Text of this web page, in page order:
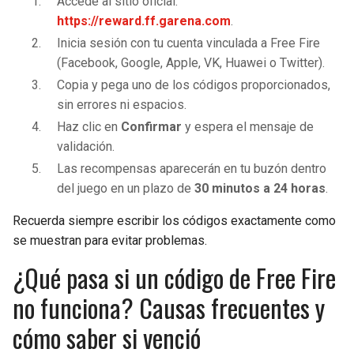
https://reward.ff.garena.com
Inicia sesión con tu cuenta vinculada a Free Fire
(Facebook, Google, Apple, VK, Huawei o Twitter).
Copia y pega uno de los códigos proporcionados,
sin errores ni espacios.
Haz clic en Confirmar y espera el mensaje de
validación.
Las recompensas aparecerán en tu buzón dentro
del juego en un plazo de 30 minutos a 24 horas.
Recuerda siempre escribir los códigos exactamente como
se muestran para evitar problemas.
¿Qué pasa si un código de Free Fire
no funciona? Causas frecuentes y
cómo saber si venció